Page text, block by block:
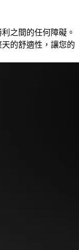
之間的任何障礙。
的舒適性，讓您的